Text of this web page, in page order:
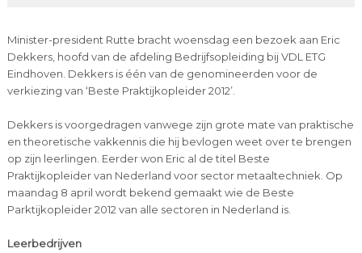
Minister-president Rutte bracht woensdag een bezoek aan Eric
Dekkers, hoofd van de afdeling Bedrijfsopleiding bij VDL ETG
Eindhoven. Dekkers is één van de genomineerden voor de
verkiezing van ‘Beste Praktijkopleider 2012’.
Dekkers is voorgedragen vanwege zijn grote mate van praktische
en theoretische vakkennis die hij bevlogen weet over te brengen
op zijn leerlingen. Eerder won Eric al de titel Beste
Praktijkopleider van Nederland voor sector metaaltechniek. Op
maandag 8 april wordt bekend gemaakt wie de Beste
Parktijkopleider 2012 van alle sectoren in Nederland is.
Leerbedrijven